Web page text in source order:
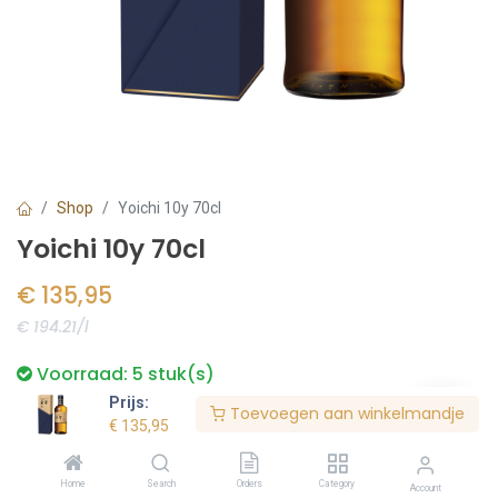
Prijs:
€ 135,95
Toevoegen aan winkelmandje
Home Search Orders Category Account
Shop Yoichi 10y 70cl
Yoichi 10y 70cl
€ 135,95
€ 194.21/l
Voorraad: 5 stuk(s)
Bestel nu